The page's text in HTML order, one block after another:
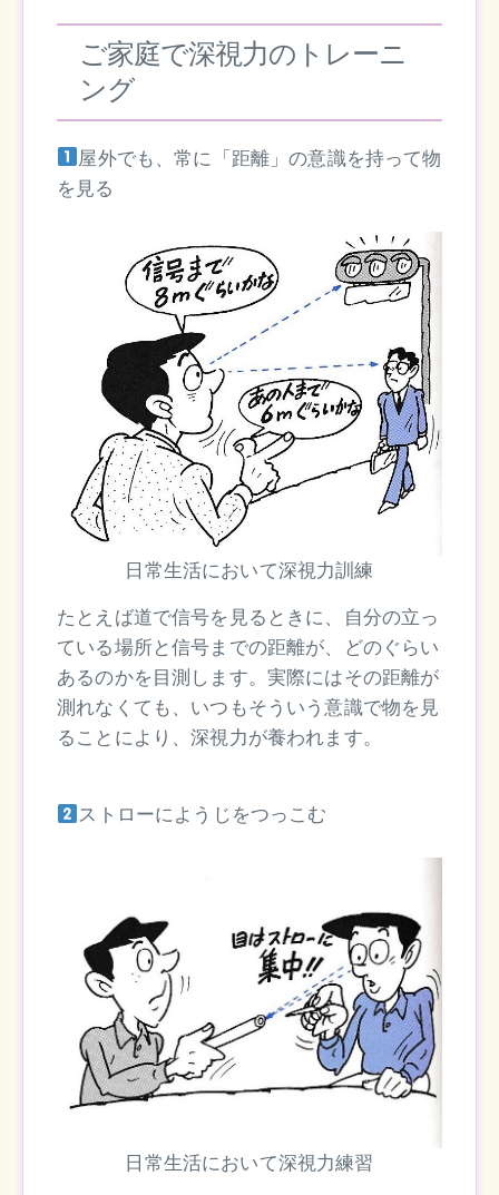
ご家庭で深視力のトレーニ
ング
屋外でも、常に「距離」の意識を持って物
を見る
日常生活において深視力訓練
たとえば道で信号を見るときに、自分の立っ
ている場所と信号までの距離が、どのぐらい
あるのかを目測します。実際にはその距離が
測れなくても、いつもそういう意識で物を見
ることにより、深視力が養われます。
ストローにようじをつっこむ
日常生活において深視力練習